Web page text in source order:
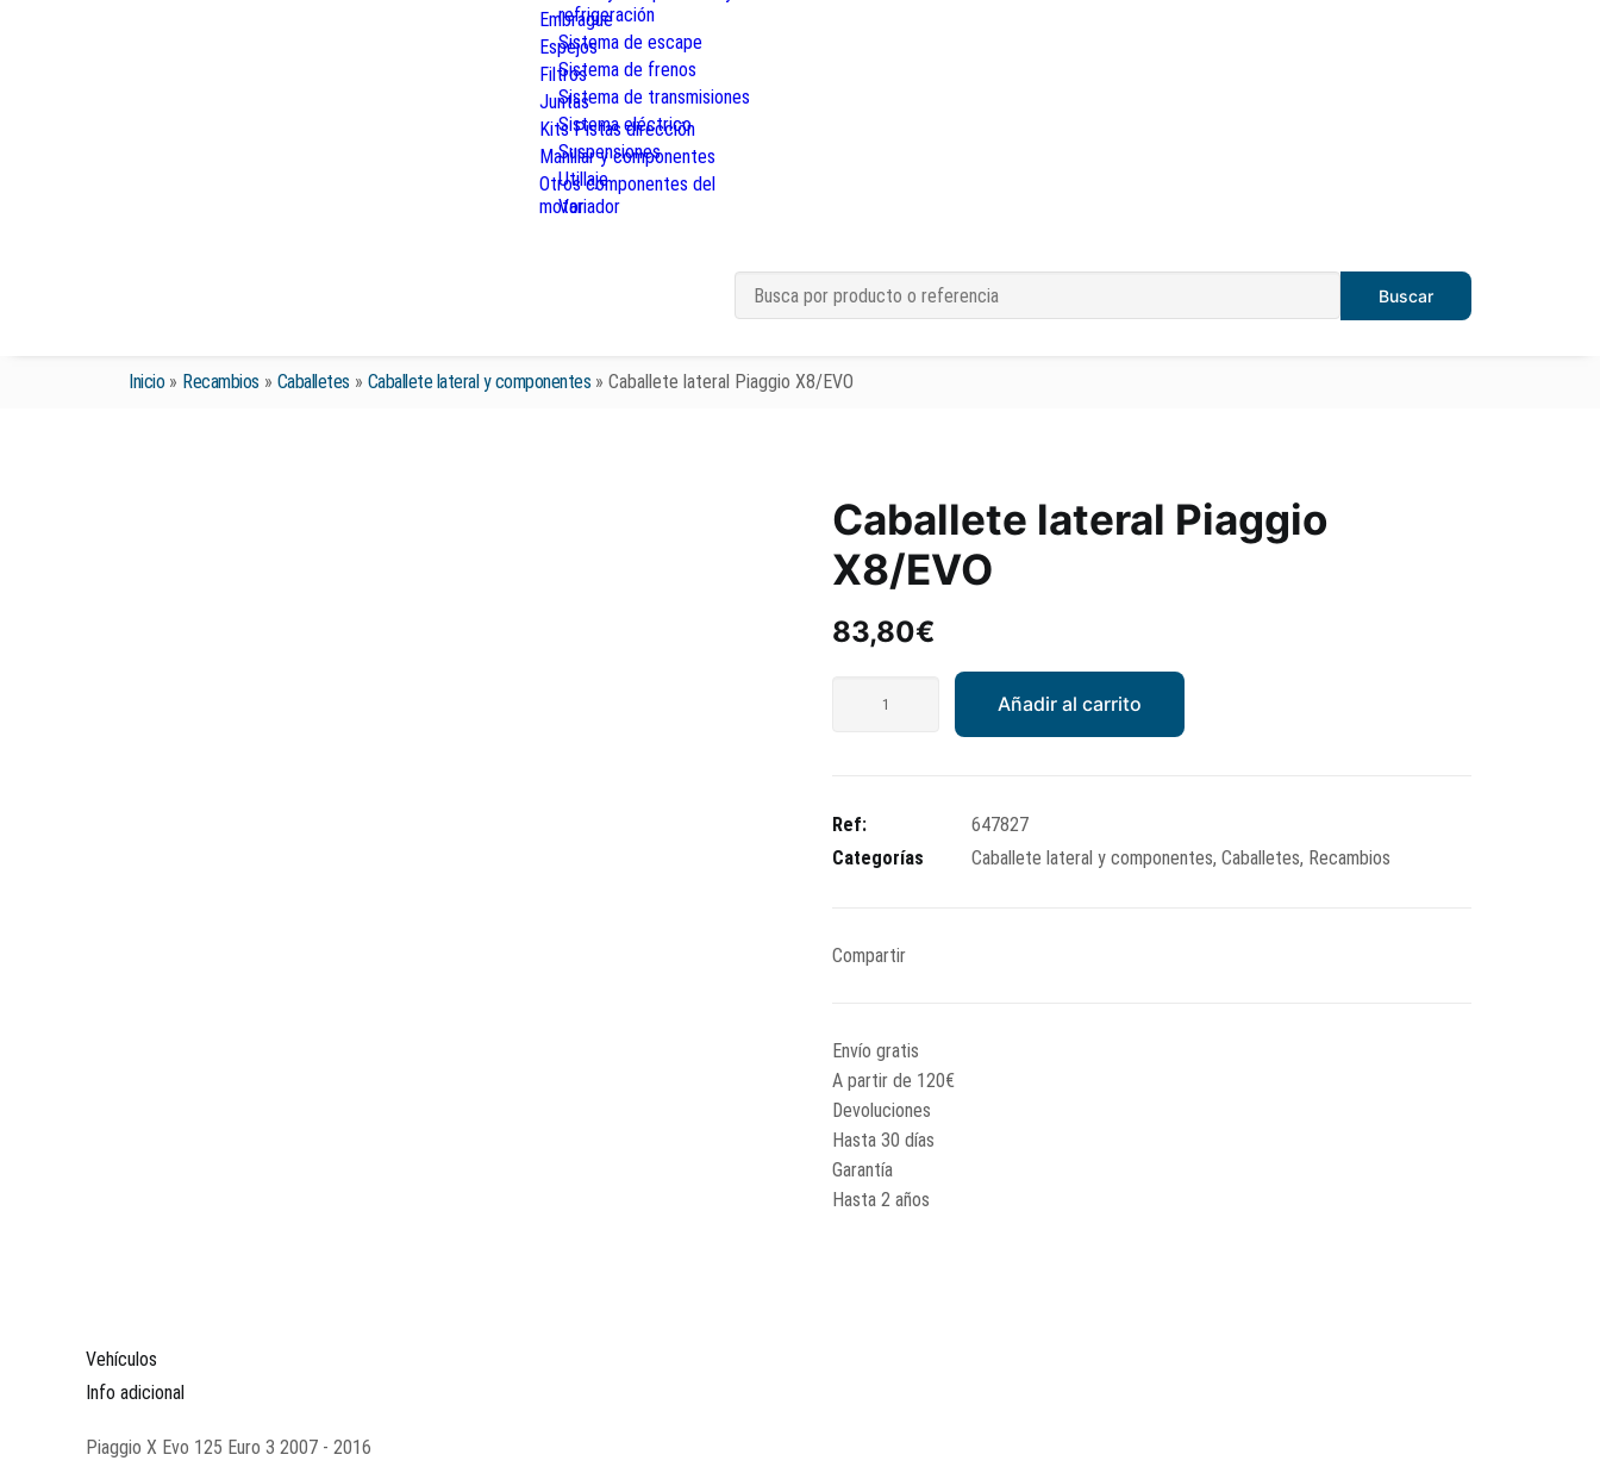
Embrague
Espejos
Filtros
Juntas
Kits Pistas dirección
Manillar y componentes
Otros componentes del
motor
refrigeración
Sistema de escape
Sistema de frenos
Sistema de transmisiones
Sistema eléctrico
Suspensiones
Utillaje
Variador
Inicio» Recambios » Caballetes » Caballete lateral y componentes » Caballete lateral Piaggio X8/EVO
Caballete lateral Piaggio
X8/EVO
83,80€
cantidad
Añadir al carrito
Ref:
647827
Categorías
Caballete lateral y componentes, Caballetes, Recambios
Compartir
Envío gratis
A partir de 120€
Devoluciones
Hasta 30 días
Garantía
Hasta 2 años
Vehículos
Info adicional
Piaggio X Evo 125 Euro 3 2007 - 2016